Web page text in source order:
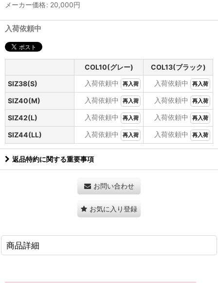
メーカー価格: 20,000円
入荷依頼中
COL10(グレー)
COL13(ブラック)
SIZ38(S)
入荷依頼中 再入荷 入荷依頼中 再入荷
SIZ40(M) 入荷依頼中 再入荷 入荷依頼中 再入荷
SIZ42(L) 入荷依頼中 再入荷 入荷依頼中 再入荷
SIZ44(LL) 入荷依頼中 再入荷 入荷依頼中 再入荷
返品特約に関する重要事項
お問い合わせ
お気に入り登録
商品詳細